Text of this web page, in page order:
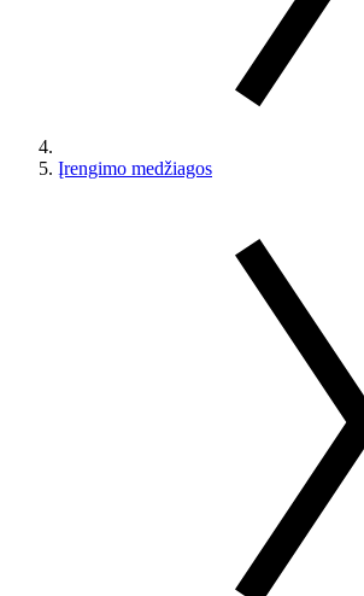
Įrengimo medžiagos